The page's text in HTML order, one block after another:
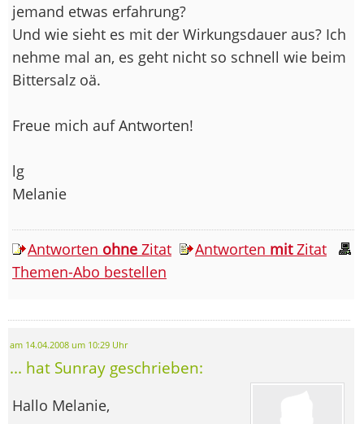
jemand etwas erfahrung?
Und wie sieht es mit der Wirkungsdauer aus? Ich
nehme mal an, es geht nicht so schnell wie beim
Bittersalz oä.
Freue mich auf Antworten!
lg
Melanie
Antworten ohne Zitat Antworten mitZitat
Themen-Abo bestellen
am 14.04.2008 um 10:29 Uhr
... hat Sunray geschrieben:
Hallo Melanie,